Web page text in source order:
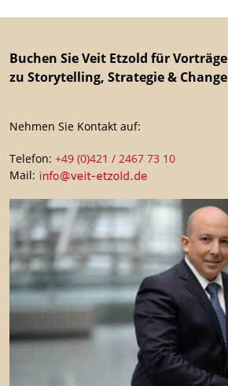
Buchen Sie Veit Etzold für
zu Storytelling, Strategie &
Nehmen Sie Kontakt auf:
Telefon: +49 (0)421 / 2467 73 10
Mail: